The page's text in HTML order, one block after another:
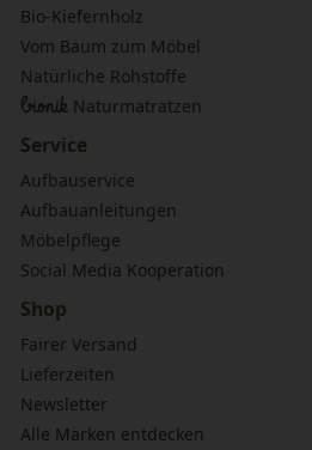
Bio-Kiefernholz
Vom Baum zum Möbel
Natürliche Rohstoffe
bionik Naturmatratzen
Service
Aufbauservice
Aufbauanleitungen
Möbelpflege
Social Media Kooperation
Shop
Fairer Versand
Lieferzeiten
Newsletter
Alle Marken entdecken